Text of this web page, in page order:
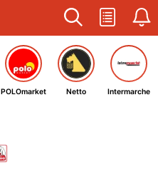
POLOmarket Netto Intermarche